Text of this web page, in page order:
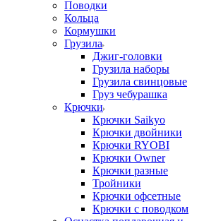
Поводки
Кольца
Кормушки
Грузила
Джиг-головки
Грузила наборы
Грузила свинцовые
Груз чебурашка
Крючки
Крючки Saikyo
Крючки двойники
Крючки RYOBI
Крючки Owner
Крючки разные
Тройники
Крючки офсетные
Крючки с поводком